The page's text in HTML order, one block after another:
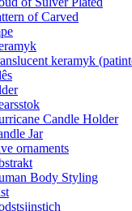
of Carved
keramyk
Candle Holder
Jar
ornaments
Body Styling